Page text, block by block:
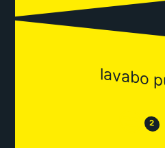
lavabo
😒 2